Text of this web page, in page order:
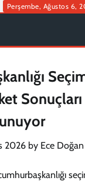
Perşembe, Ağustos 6,
Sonuçları
2026 by Ece Doğan